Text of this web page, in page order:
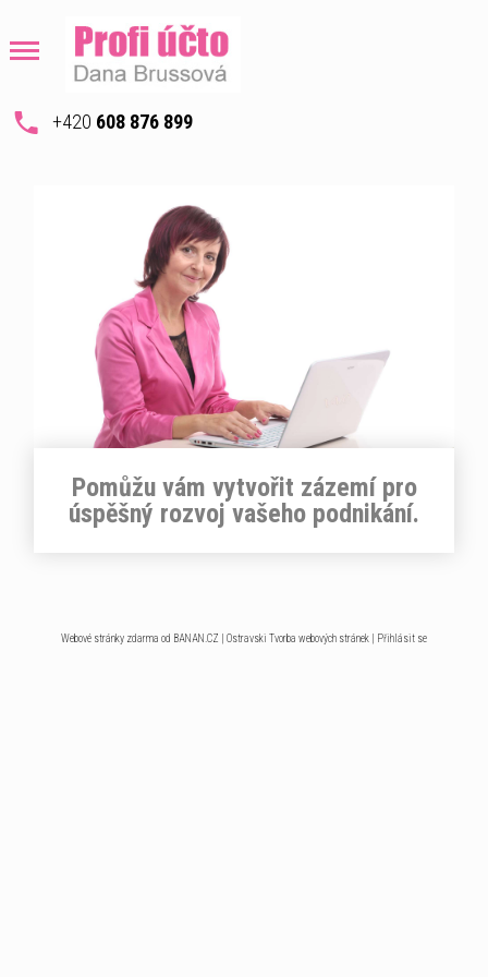
+420 608 876 899
Pomůžu vám vytvořit zázemí pro
úspěšný rozvoj vašeho podnikání.
Webové stránky zdarma od BANAN.CZ Ostravski Tvorba webových stránek Přihlásit se